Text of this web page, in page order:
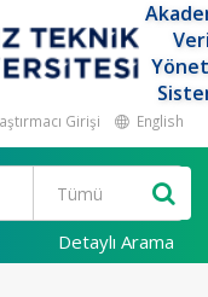
Girişi English
Detaylı Arama